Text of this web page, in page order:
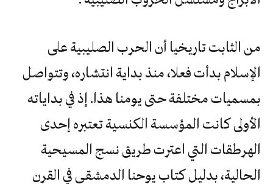
من الثابت تاريخيا أن الحرب الصليبية على
الإسلام بدأت فعلا، منذ بداية انتشاره، وتتواصل
بمسميات مختلفة حتى يومنا هذا. إذ في بداياته
الأولى كانت المؤسسة الكنسية تعتبره إحدى
الهرطقات التي اعترت طريق نسج المسيحية
الحالية، بدليل كتاب يوحنا الدمشقي في القرن